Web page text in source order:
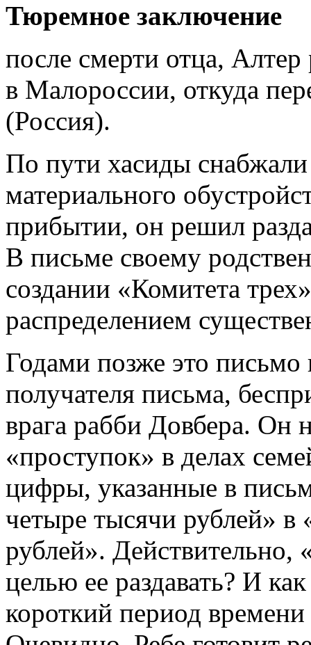
Тюремное заключение
после смерти отца,
в Малороссии, откуда
(Россия).
По пути хасиды снабжали
материального
прибытии, он решил
В письме своему
создании «Комитета
распределением
Годами позже это письмо
получателя письма,
врага рабби Довбера. Он
«проступок» в делах
цифры, указанные в
четыре тысячи рублей» в
рублей». Действительно,
целью ее раздавать? И
короткий период времени